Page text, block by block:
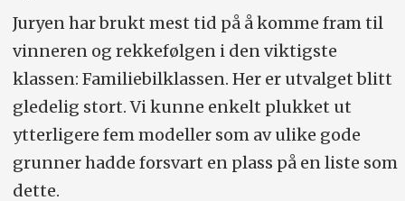
Juryen har brukt mest tid på å komme fram til
vinneren og rekkefølgen i den viktigste
klassen: Familiebilklassen. Her er utvalget blitt
gledelig stort. Vi kunne enkelt plukket ut
ytterligere fem modeller som av ulike gode
grunner hadde forsvart en plass på en liste som
dette.